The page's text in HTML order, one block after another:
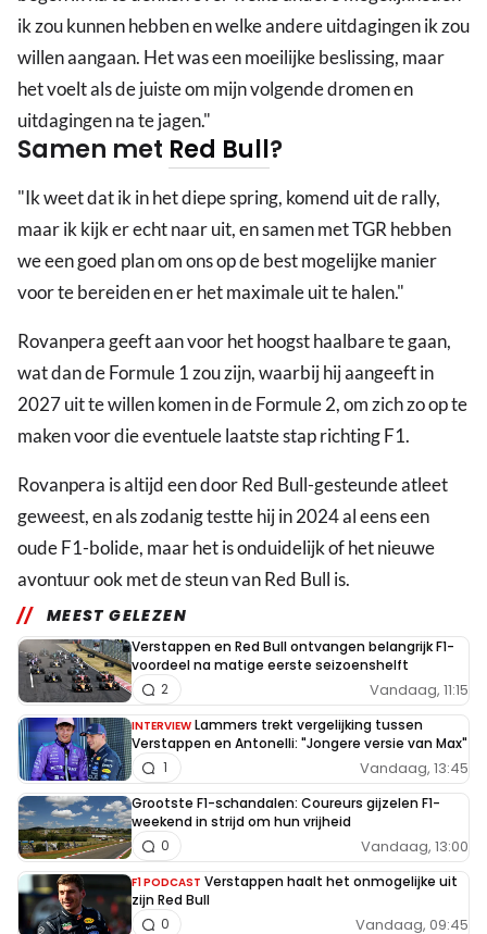
ik zou kunnen hebben en welke andere uitdagingen ik zou
willen aangaan. Het was een moeilijke beslissing, maar
het voelt als de juiste om mijn volgende dromen en
uitdagingen na te jagen."
Samen met Red Bull?
"Ik weet dat ik in het diepe spring, komend uit de rally,
maar ik kijk er echt naar uit, en samen met TGR hebben
we een goed plan om ons op de best mogelijke manier
voor te bereiden en er het maximale uit te halen."
Rovanpera geeft aan voor het hoogst haalbare te gaan,
wat dan de Formule 1 zou zijn, waarbij hij aangeeft in
2027 uit te willen komen in de Formule 2, om zich zo op te
maken voor die eventuele laatste stap richting F1.
Rovanpera is altijd een door Red Bull-gesteunde atleet
geweest, en als zodanig testte hij in 2024 al eens een
oude F1-bolide, maar het is onduidelijk of het nieuwe
avontuur ook met de steun van Red Bull is.
MEEST GELEZEN
Verstappen en Red Bull ontvangen belangrijk F1-
voordeel na matige eerste seizoenshelft
Vandaag, 11:15
2
INTERVIEW Lammers trekt vergelijking tussen
Verstappen en Antonelli: "Jongere versie van Max"
Vandaag, 13:45
1
Grootste F1-schandalen: Coureurs gijzelen F1-
weekend in strijd om hun vrijheid
Vandaag, 13:00
0
F1 PODCAST Verstappen haalt het onmogelijke uit
zijn Red Bull
Vandaag, 09:45
0